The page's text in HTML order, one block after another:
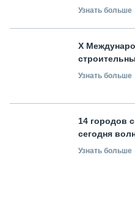
Узнать больше
X
Узнать больше
14 городов
сегодня
Узнать больше